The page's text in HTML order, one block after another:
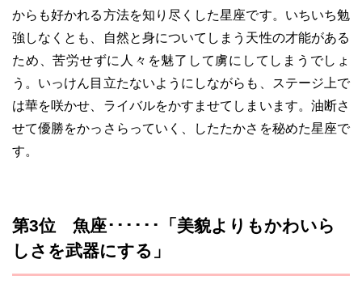
からも好かれる方法を知り尽くした星座です。いちいち勉
強しなくとも、自然と身についてしまう天性の才能がある
ため、苦労せずに人々を魅了して虜にしてしまうでしょ
う。いっけん目立たないようにしながらも、ステージ上で
は華を咲かせ、ライバルをかすませてしまいます。油断さ
せて優勝をかっさらっていく、したたかさを秘めた星座で
す。
第3位 魚座･･････「美貌よりもかわいら
しさを武器にする」